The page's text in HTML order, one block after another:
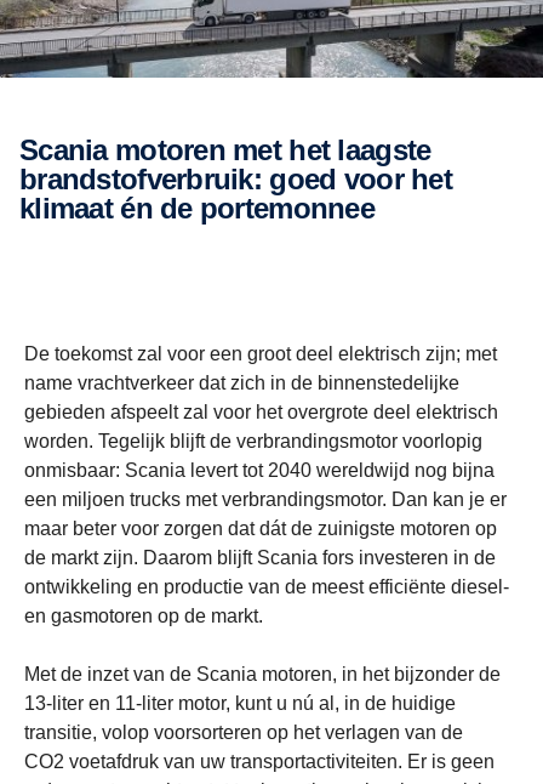
Scania motoren met het laagste
brandstofverbruik: goed voor het
klimaat én de portemonnee
De toekomst zal voor een groot deel elektrisch zijn; met
name vrachtverkeer dat zich in de binnenstedelijke
gebieden afspeelt zal voor het overgrote deel elektrisch
worden. Tegelijk blijft de verbrandingsmotor voorlopig
onmisbaar: Scania levert tot 2040 wereldwijd nog bijna
een miljoen trucks met verbrandingsmotor. Dan kan je er
maar beter voor zorgen dat dát de zuinigste motoren op
de markt zijn. Daarom blijft Scania fors investeren in de
ontwikkeling en productie van de meest efficiënte diesel-
en gasmotoren op de markt.
Met de inzet van de Scania motoren, in het bijzonder de
13-liter en 11-liter motor, kunt u nú al, in de huidige
transitie, volop voorsorteren op het verlagen van de
CO2 voetafdruk van uw transportactiviteiten. Er is geen